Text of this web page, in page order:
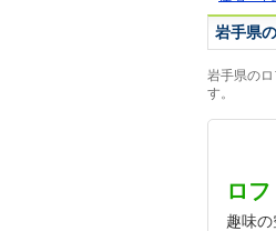
岩手県
岩手県の
す。
ロ
趣味